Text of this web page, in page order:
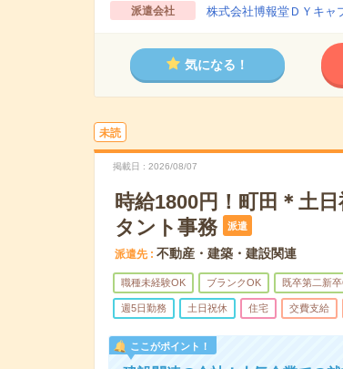
派遣会社 株式会社博報堂ＤＹキャ
気になる！
未読
掲載日 2026/08/07
時給1800円！町田＊土
タント事務
派遣
派遣先 不動産・建築・建設関連
職種未経験OK ブランクOK 既卒第二新
週5日勤務 土日祝休 住宅 交費支給
ここがポイント！